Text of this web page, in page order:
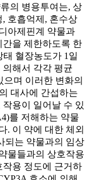
의 병용투여는, 상
호흡억제, 혼수상
아제핀계 약물과
을 제한하도록 한
혈장농도가 1일
해서 각각 평균
으며 이러한 변화의
대사에 간섭하는
용이 일어날 수 있
를 저해하는 약물
. 이 약에 대한 체외
되는 약물과의 임상
물들과의 상호작용
용 정도에 근거하